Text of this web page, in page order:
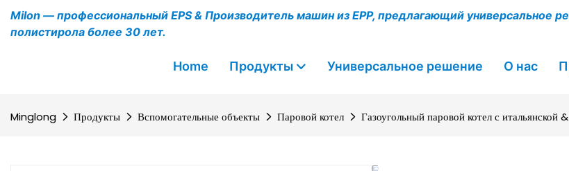
Milon — профессиональный EPS & Производитель машин из EPP, предлагающий универсальное
полистирола более 30 лет.
Home Продукты Универсальное решение О нас
Minglong Продукты Вспомогательные объекты Паровой котел Газоугольный паровой котел с итальянской